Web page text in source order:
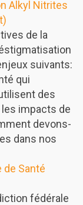
Alkyl Nitrites
de la
suivants:
qui
des
les impacts de
devons-
dans nos
de Santé
fédérale